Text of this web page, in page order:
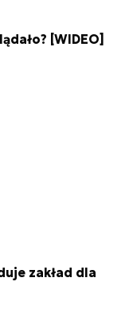
[WIDEO]
zakład dla